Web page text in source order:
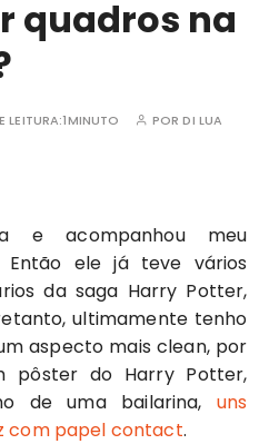
quadros na
LEITURA:1MINUTO PORDI LUA
e acompanhou meu
ele já teve vários
da saga Harry Potter,
ultimamente tenho
aspecto mais clean, por
pôster do Harry Potter,
de uma bailarina,uns
com papel contact.